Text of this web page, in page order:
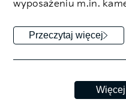
wyposażeniu m.in.
Przeczytaj więcej
Więcej